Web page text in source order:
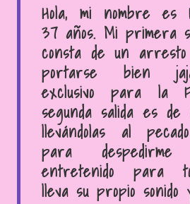
Hola, mi nombre es
37 años. Mi primera
consta de un
portarse bien
exclusivo para la
segunda salida es de
llevándolas al
para
entretenido para
lleva su propio sonido